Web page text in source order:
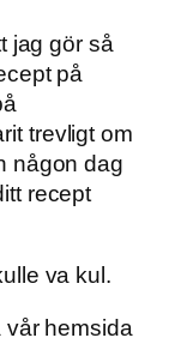
jag gör så
på
trevligt om
någon dag
recept
va kul.
vår hemsida